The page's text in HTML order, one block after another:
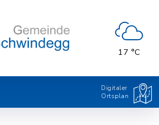
17 °C
Digitaler
Ortsplan